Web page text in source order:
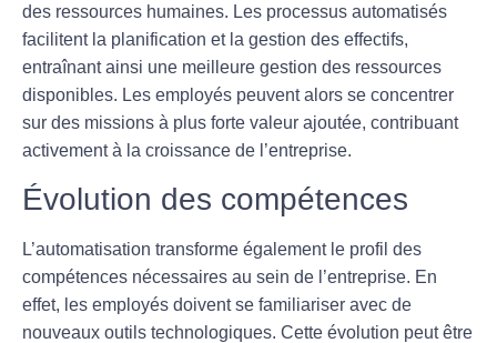
des ressources humaines. Les processus automatisés
facilitent la planification et la gestion des effectifs,
entraînant ainsi une meilleure gestion des ressources
disponibles. Les employés peuvent alors se concentrer
sur des missions à plus forte valeur ajoutée, contribuant
activement à la croissance de l’entreprise.
Évolution des compétences
L’automatisation transforme également le profil des
compétences nécessaires au sein de l’entreprise. En
effet, les employés doivent se familiariser avec de
nouveaux outils technologiques. Cette évolution peut être